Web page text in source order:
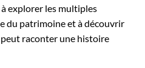
explorer les multiples
du patrimoine et à découvrir
raconter une histoire